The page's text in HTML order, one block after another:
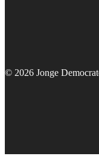
© 2026 Jonge